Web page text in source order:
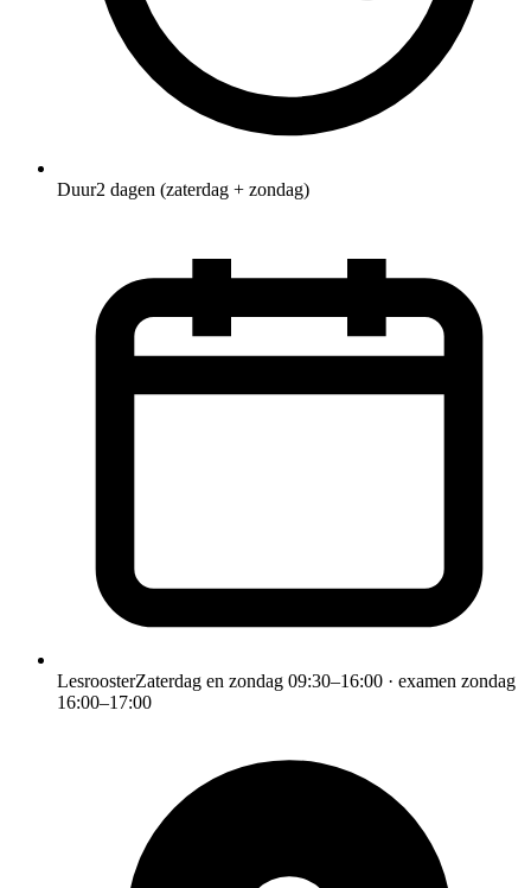
Duur2 dagen (zaterdag + zondag)
LesroosterZaterdag en zondag 09:30–16:00 · examen zondag
16:00–17:00